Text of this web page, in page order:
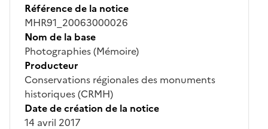
Référence de la notice
MHR91_20063000026
Nom de la base
Photographies (Mémoire)
Producteur
Conservations régionales des monuments
historiques (CRMH)
Date de création de la notice
14 avril 2017